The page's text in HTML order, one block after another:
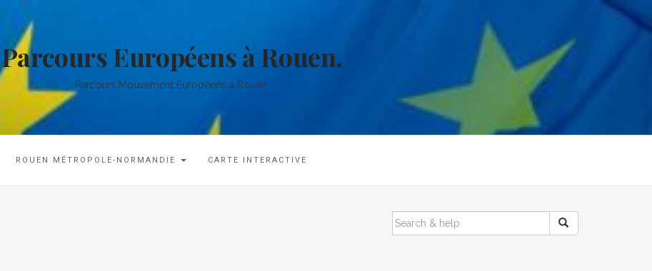
Parcours Européens à Rouen.
Parcours Mouvement Européens à Rouen.
ROUEN MÉTROPOLE-NORMANDIE CARTE INTERACTIVE
SEARCH
FOR: